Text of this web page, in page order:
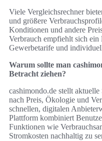
Viele Vergleichsrechner
und größere
Konditionen und andere
Verbrauch empfiehlt sich ein
Gewerbetarife und
Warum sollte man
Betracht ziehen?
cashimondo.de stellt
nach Preis, Ökologie und
schnellen, digitalen
Plattform kombiniert
Funktionen wie
Stromkosten nachhaltig zu